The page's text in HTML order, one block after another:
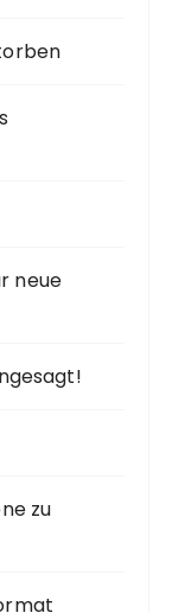
neue
zu